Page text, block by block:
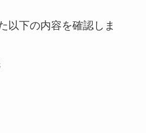
以下の内容を確認しま